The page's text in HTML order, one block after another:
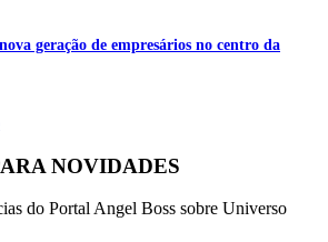
geração de empresários no centro da
NOVIDADES
do Portal Angel Boss sobre Universo